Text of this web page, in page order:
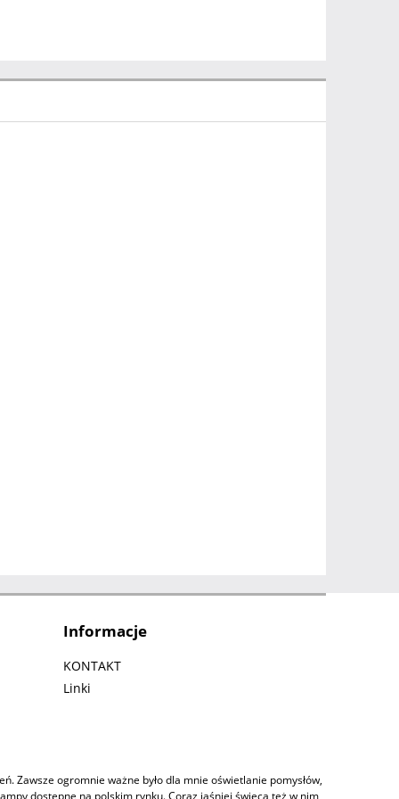
Informacje
KONTAKT
Linki
Zawsze ogromnie ważne było dla mnie oświetlanie pomysłów,
dostępne na polskim rynku. Coraz jaśniej świecą też w nim